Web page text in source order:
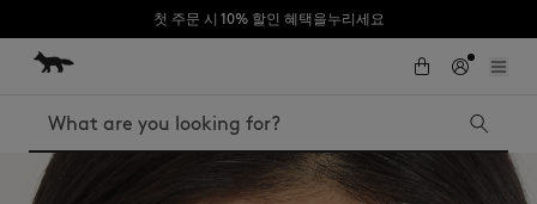
첫 주문 시 10% 할인 혜택을누리세요
Skip to Content
Skip to Footer
Search